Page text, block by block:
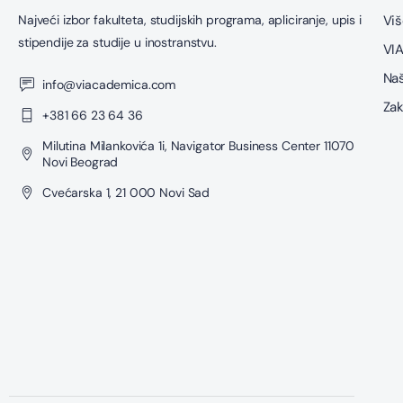
Najveći izbor fakulteta, studijskih programa, apliciranje, upis i
stipendije za studije u inostranstvu.
info@viacademica.com
+381 66 23 64 36
Milutina Milankovića 1i, Navigator Business Center 11070
Novi Beograd
Cvećarska 1, 21 000 Novi Sad